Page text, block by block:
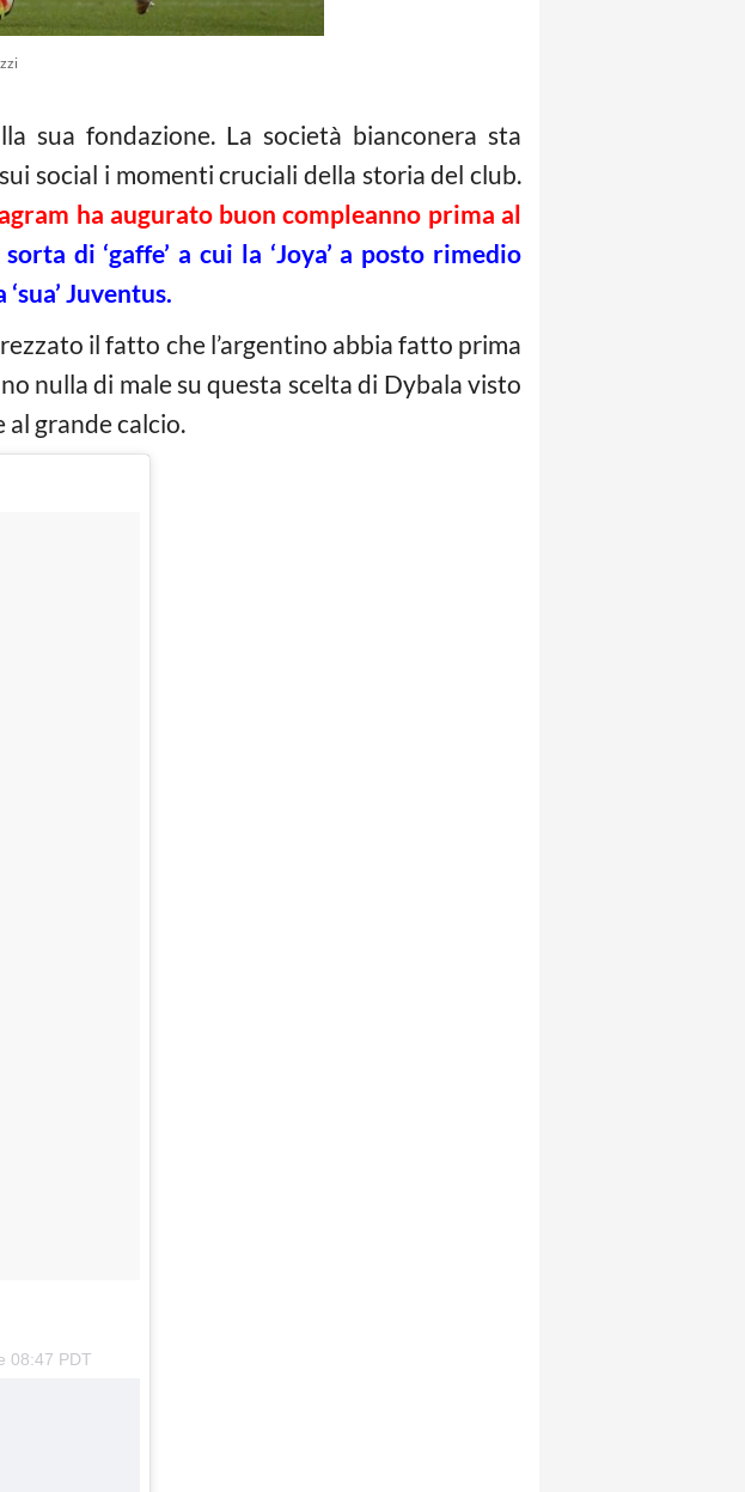
sua fondazione. La società bianconera sta
social i momenti cruciali della storia del club.
ha augurato buon compleanno prima al
sorta di ‘gaffe’ a cui la ‘Joya’ a posto rimedio
Juventus.
il fatto che l’argentino abbia fatto prima
nulla di male su questa scelta di Dybala visto
grande calcio.
08:47 PDT